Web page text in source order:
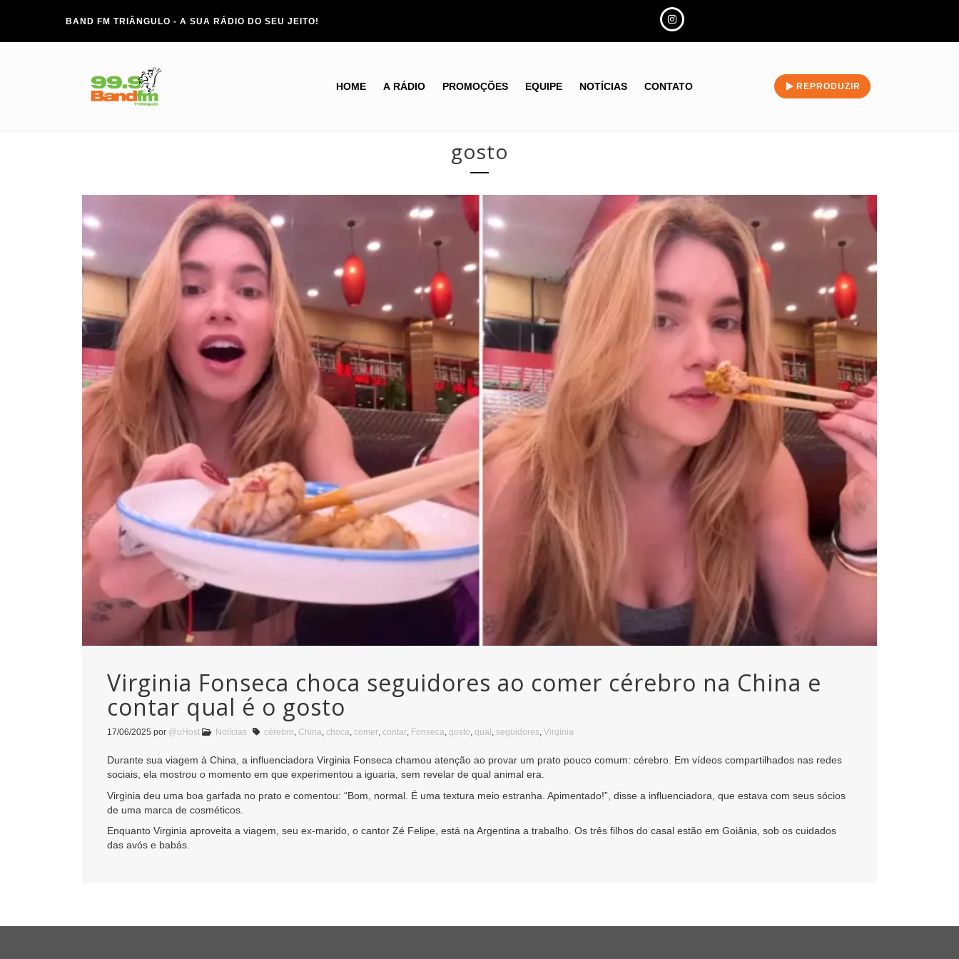
BAND FM TRIÂNGULO - A SUA RÁDIO DO SEU JEITO!
HOME A RÁDIO PROMOÇÕES EQUIPE NOTÍCIAS CONTATO REPRODUZIR
gosto
Virginia Fonseca choca seguidores ao comer cérebro na China e
contar qual é o gosto
17/06/2025 por @uHost Notícias cérebro, China, choca, comer, contar, Fonseca, gosto, qual , seguidores, Virgínia
Durante sua viagem à China, a influenciadora Virginia Fonseca chamou atenção ao provar um prato pouco comum: cérebro. Em vídeos compartilhados nas redes
sociais, ela mostrou o momento em que experimentou a iguaria, sem revelar de qual animal era.
Virginia deu uma boa garfada no prato e comentou: “Bom, normal. É uma textura meio estranha. Apimentado!”, disse a influenciadora, que estava com seus sócios
de uma marca de cosméticos.
Enquanto Virginia aproveita a viagem, seu ex-marido, o cantor Zé Felipe, está na Argentina a trabalho. Os três filhos do casal estão em Goiânia, sob os cuidados
das avós e babás.